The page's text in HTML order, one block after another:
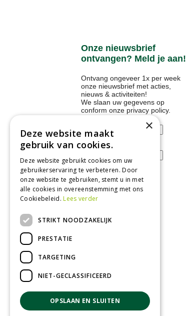
Onze nieuwsbrief
ontvangen? Meld je aan!
Ontvang ongeveer 1x per week
onze nieuwsbrief met acties,
nieuws & activiteiten!
We slaan uw gegevens op
conform onze privacy policy.
E-mailadres
Tuincentrum
Tuinplanten
Barbecue kopen
×
Deze website maakt
gebruik van cookies.
Deze website gebruikt cookies om uw
gebruikerservaring te verbeteren. Door
onze website te gebruiken, stemt u in met
alle cookies in overeenstemming met ons
Cookiebeleid.Lees verder
STRIKT NOODZAKELIJK
PRESTATIE
TARGETING
NIET-GECLASSIFICEERD
OPSLAAN EN SLUITEN